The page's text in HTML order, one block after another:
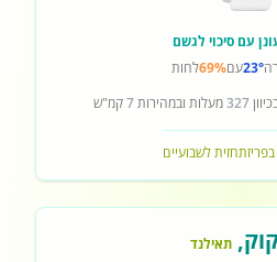
עם סיכוי לגשם
23°עם69%לחות
327מעלות ובמהירות7קמ"ש
תחזית לשבועיים
, תאילנד